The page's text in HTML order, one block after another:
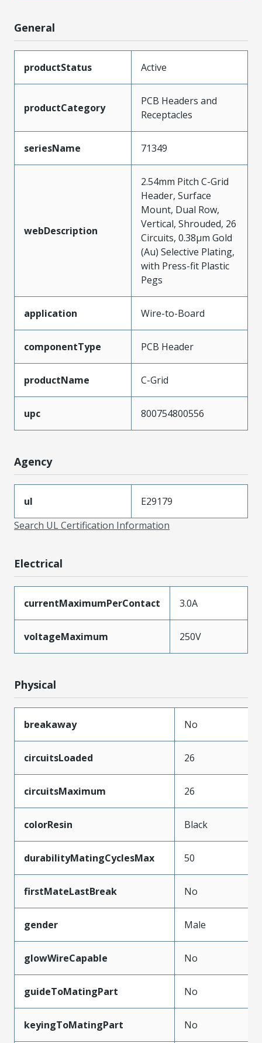
General
productStatus Active
productCategory
PCB Headers and
Receptacles
seriesName 71349
webDescription
2.54mm Pitch C-Grid
Header, Surface
Mount, Dual Row,
Vertical, Shrouded, 26
Circuits, 0.38µm Gold
(Au) Selective Plating,
with Press-fit Plastic
Pegs
application Wire-to-Board
componentType PCB Header
productName C-Grid
upc 800754800556
Agency
ul
E29179
Search UL Certification Information
Electrical
currentMaximumPerContact 3.0A
voltageMaximum 250V
Physical
breakaway No
circuitsLoaded 26
circuitsMaximum 26
colorResin Black
durabilityMatingCyclesMax 50
firstMateLastBreak No
gender Male
glowWireCapable No
guideToMatingPart No
keyingToMatingPart No